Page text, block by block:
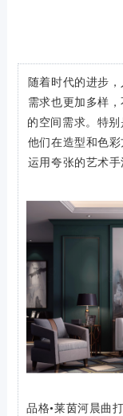
随着时代的进步
需求也更加多样
的空间需求。特别
他们在造型和色
运用夸张的艺术
品格•莱茵河晨曲